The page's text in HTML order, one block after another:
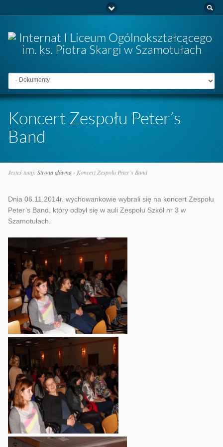
Idź do:
Koncert Zespołu Peter’s
Band
Jesteś tutaj: Strona główna› Koncert Zespołu Peter’s Band
Dnia 06.11.2014r. wychowankowie wybrali się na koncert Zespołu
Peter’s Band, który odbył się w auli Zespołu Szkół nr 3 w
Szamotułach.